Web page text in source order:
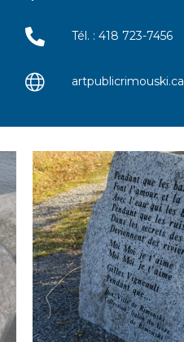
Tél. : 418 723-7456
artpublicrimouski.ca